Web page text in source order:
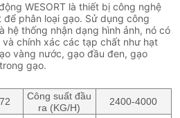
WESORT là thiết bị công nghệ
phân loại gạo. Sử dụng công
hệ thống nhận dạng hình ảnh, nó có
chính xác các tạp chất như hạt
vàng nước, gạo đầu đen, gạo
gạo.
Công suất đầu
ra (KG/H)
2400-4000